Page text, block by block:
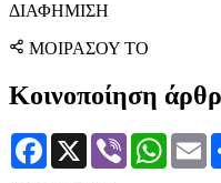
ΔΙΑΦΗΜΙΣΗ
ΜΟΙΡΑΣΟΥ ΤΟ
Κοινοποίηση
Facebook
X Viber